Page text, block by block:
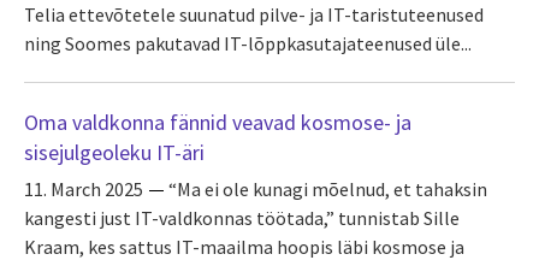
Telia ettevõtetele suunatud pilve- ja IT-taristuteenused
ning Soomes pakutavad IT-lõppkasutajateenused üle...
Oma valdkonna fännid veavad kosmose- ja
sisejulgeoleku IT-äri
11. March 2025
“Ma ei ole kunagi mõelnud, et tahaksin
kangesti just IT-valdkonnas töötada,” tunnistab Sille
Kraam, kes sattus IT-maailma hoopis läbi kosmose ja